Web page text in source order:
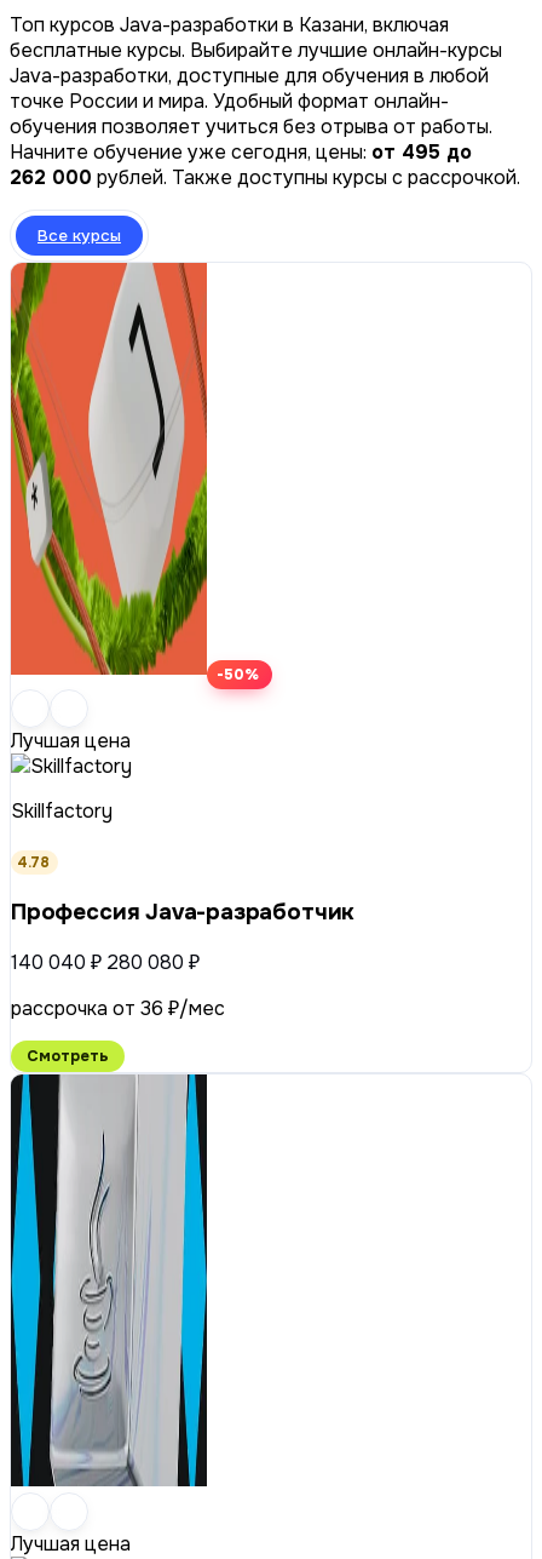
Топ курсов Java-разработки в Казани, включая
бесплатные курсы. Выбирайте лучшие онлайн-курсы
Java-разработки, доступные для обучения в любой
точке России и мира. Удобный формат онлайн-
обучения позволяет учиться без отрыва от работы.
Начните обучение уже сегодня, цены: от 495 до
262 000 рублей. Также доступны курсы с рассрочкой.
Все курсы
-50%
Лучшая цена
Skillfactory
4.78
Профессия Java-разработчик
140 040 ₽ 280 080 ₽
рассрочка от 36 ₽/мес
Смотреть
Лучшая цена